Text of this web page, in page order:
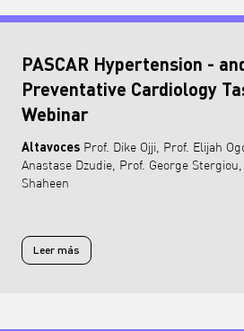
PASCAR Hypertension -
Preventative Cardiology
Webinar
Altavoces Prof. Dike Ojji, Prof. Elijah
Anastase Dzudie, Prof. George
Shaheen
Leer másLeer más sobre PASCAR